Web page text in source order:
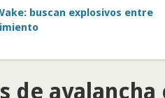
buscan explosivos entre
de